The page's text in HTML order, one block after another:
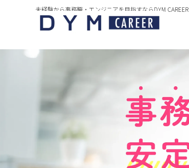
未経験から事務職・エンジニアを目指すならDYM CAREER